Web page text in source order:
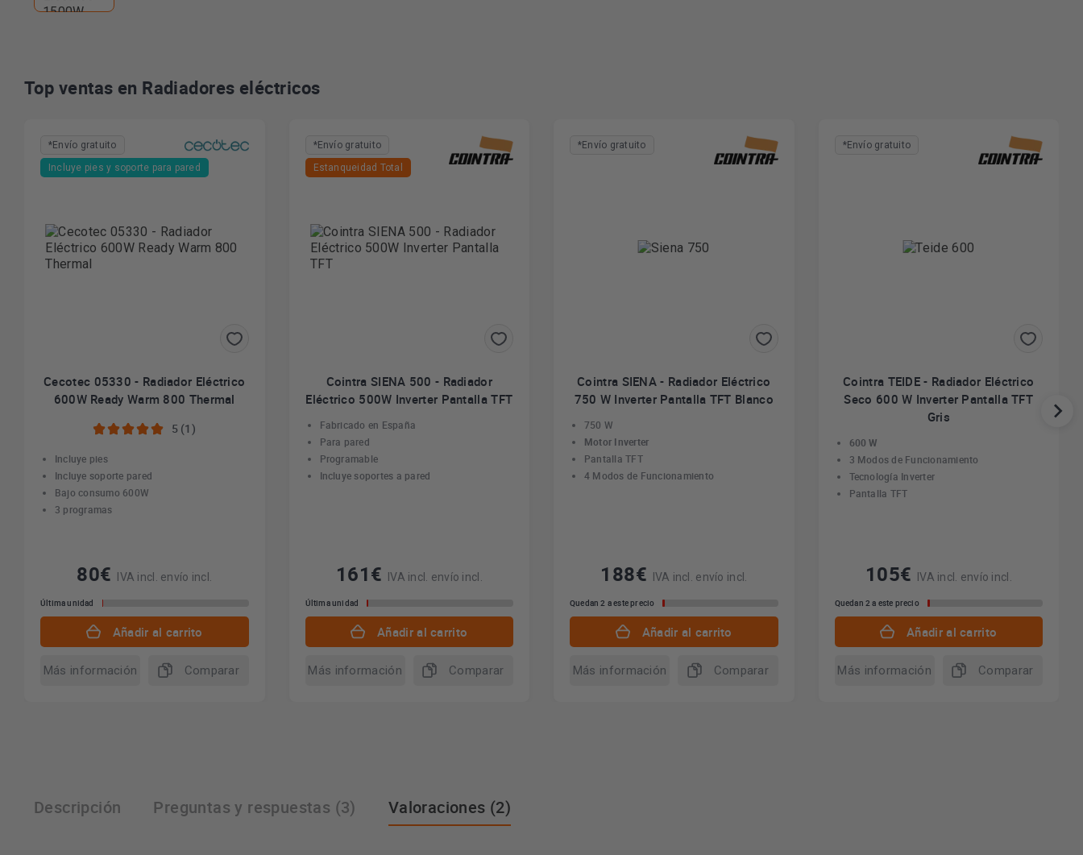
Top ventas en Radiadores eléctricos
*Envío gratuito
Incluye pies y soporte para pared
Cecotec 05330 - Radiador Eléctrico
600W Ready Warm 800 Thermal
5 (1)
Incluye pies
Incluye soporte pared
Bajo consumo 600W
3 programas
80€ IVA incl. envío incl.
Última unidad
Añadir al carrito
Más información Comparar
*Envío gratuito
Estanqueidad Total
Cointra SIENA 500 - Radiador
Eléctrico 500W Inverter Pantalla TFT
Fabricado en España
Para pared
Programable
Incluye soportes a pared
161€ IVA incl. envío incl.
Última unidad
Añadir al carrito
Más información Comparar
*Envío gratuito
Cointra SIENA - Radiador Eléctrico
750 W Inverter Pantalla TFT Blanco
750 W
Motor Inverter
Pantalla TFT
4 Modos de Funcionamiento
188€ IVA incl. envío incl.
Quedan 2 a este precio
Añadir al carrito
Más información Comparar
*Envío gratuito
Cointra TEIDE - Radiador Eléctrico
Seco 600 W Inverter Pantalla TFT
Gris
600 W
3 Modos de Funcionamiento
Tecnología Inverter
Pantalla TFT
105€ IVA incl. envío incl.
Quedan 2 a este precio
Añadir al carrito
Más información Comparar
Descripción Preguntas y respuestas (3) Valoraciones (2)